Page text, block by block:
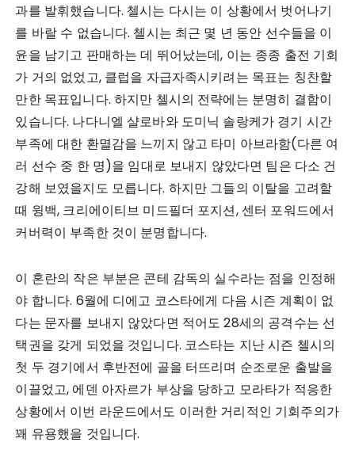
과를 발휘했습니다. 첼시는 다시는 이 상황에서 벗어나기
를 바랄 수 없습니다. 첼시는 최근 몇 년 동안 선수들을 이
윤을 남기고 판매하는 데 뛰어났는데, 이는 종종 출전 기회
가 거의 없었고, 클럽을 자급자족시키려는 목표는 칭찬할
만한 목표입니다. 하지만 첼시의 전략에는 분명히 결함이
있습니다. 나다니엘 샬로바와 도미닉 솔랑케가 경기 시간
부족에 대한 환멸감을 느끼지 않고 타미 아브라함(다른 여
러 선수 중 한 명)을 임대로 보내지 않았다면 팀은 다소 건
강해 보였을지도 모릅니다. 하지만 그들의 이탈을 고려할
때 윙백, 크리에이티브 미드필더 포지션, 센터 포워드에서
커버력이 부족한 것이 분명합니다.
이 혼란의 작은 부분은 콘테 감독의 실수라는 점을 인정해
야 합니다. 6월에 디에고 코스타에게 다음 시즌 계획이 없
다는 문자를 보내지 않았다면 적어도 28세의 공격수는 선
택권을 갖게 되었을 것입니다. 코스타는 지난 시즌 첼시의
첫 두 경기에서 후반전에 골을 터뜨리며 순조로운 출발을
이끌었고, 에덴 아자르가 부상을 당하고 모라타가 적응한
상황에서 이번 라운드에서도 이러한 거리적인 기회주의가
꽤 유용했을 것입니다.